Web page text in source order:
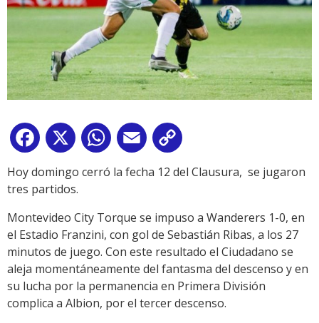
Facebook
X WhatsApp
Email
Link
Hoy domingo cerró la fecha 12 del Clausura, se jugaron
tres partidos.
Montevideo City Torque se impuso a Wanderers 1-0, en
el Estadio Franzini, con gol de Sebastián Ribas, a los 27
minutos de juego. Con este resultado el Ciudadano se
aleja momentáneamente del fantasma del descenso y en
su lucha por la permanencia en Primera División
complica a Albion, por el tercer descenso.